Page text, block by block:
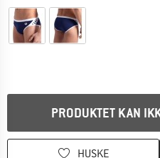
PRODUKTET KAN
HUSKE